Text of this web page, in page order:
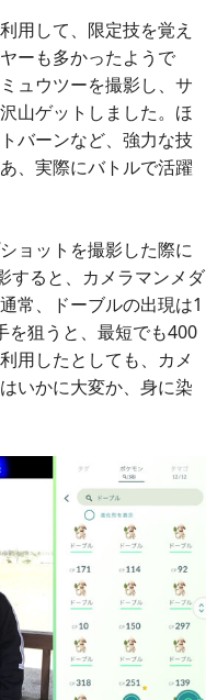
用して、限定技を覚え
ーも多かったようで
ュウツーを撮影し、サ
山ゲットしました。ほ
バーンなど、強力な技
、実際にバトルで活躍
ョットを撮影した際に
すると、カメラマンメダ
常、ドーブルの出現は1
を狙うと、最短でも400
用したとしても、カメ
いかに大変か、身に染